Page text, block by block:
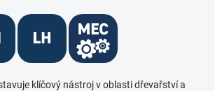
klíčový nástroj v oblasti dřevařství a